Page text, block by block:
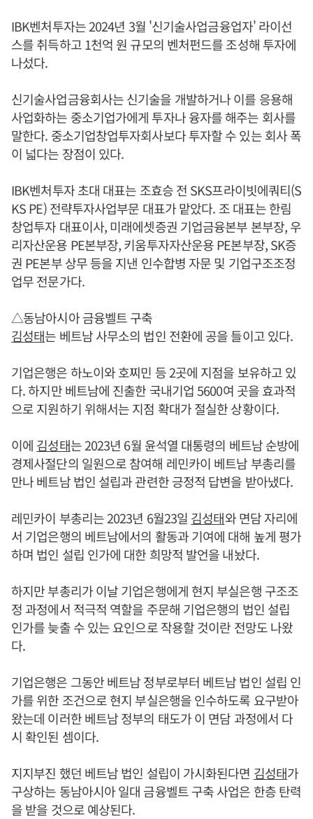
IBK벤처투자는 2024년 3월 '신기술사업금융업자' 라이선
스를 취득하고 1천억 원 규모의 벤처펀드를 조성해 투자에
나섰다.
신기술사업금융회사는 신기술을 개발하거나 이를 응용해
사업화하는 중소기업가에게 투자나 융자를 해주는 회사를
말한다. 중소기업창업투자회사보다 투자할 수 있는 회사 폭
이 넓다는 장점이 있다.
IBK벤처투자 초대 대표는 조효승 전 SKS프라이빗에쿼티(S
KS PE) 전략투자사업부문 대표가 맡았다. 조 대표는 한림
창업투자 대표이사, 미래에셋증권 기업금융본부 본부장, 우
리자산운용 PE본부장, 키움투자자산운용 PE본부장, SK증
권 PE본부 상무 등을 지낸 인수합병 자문 및 기업구조조정
업무 전문가다.
△동남아시아 금융벨트 구축
김성태는 베트남 사무소의 법인 전환에 공을 들이고 있다.
기업은행은 하노이와 호찌민 등 2곳에 지점을 보유하고 있
다. 하지만 베트남에 진출한 국내기업 5600여 곳을 효과적
으로 지원하기 위해서는 지점 확대가 절실한 상황이다.
이에 김성태는 2023년 6월 윤석열 대통령의 베트남 순방에
경제사절단의 일원으로 참여해 레민카이 베트남 부총리를
만나 베트남 법인 설립과 관련한 긍정적 답변을 받아냈다.
레민카이 부총리는 2023년 6월23일 김성태와 면담 자리에
서 기업은행의 베트남에서의 활동과 기여에 대해 높게 평가
하며 법인 설립 인가에 대한 희망적 발언을 내놨다.
하지만 부총리가 이날 기업은행에게 현지 부실은행 구조조
정 과정에서 적극적 역할을 주문해 기업은행의 법인 설립
인가를 늦출 수 있는 요인으로 작용할 것이란 전망도 나왔
다.
기업은행은 그동안 베트남 정부로부터 베트남 법인 설립 인
가를 위한 조건으로 현지 부실은행을 인수하도록 요구받아
왔는데 이러한 베트남 정부의 태도가 이 면담 과정에서 다
시 확인된 셈이다.
지지부진 했던 베트남 법인 설립이 가시화된다면 김성태가
구상하는 동남아시아 일대 금융벨트 구축 사업은 한층 탄력
을 받을 것으로 예상된다.